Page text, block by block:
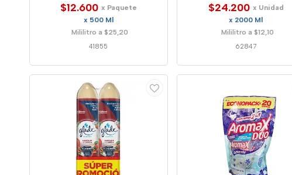
$12.600 x Paquete
x 500 Ml
Mililitro a $25,20
41855
$24.200 x Unidad
x 2000 Ml
Mililitro a $12,10
62847